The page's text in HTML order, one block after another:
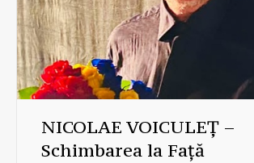
NICOLAE VOICULEȚ –
Schimbarea la Față